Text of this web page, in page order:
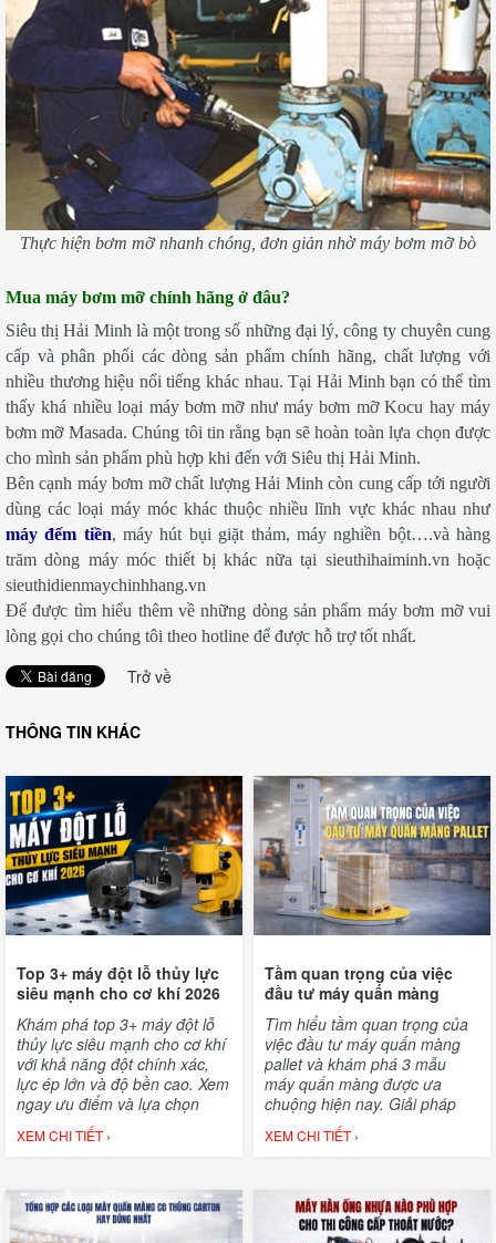
Thực hiện bơm mỡ nhanh chóng, đơn giản nhờ máy bơm mỡ bò
Mua máy bơm mỡ chính hãng ở đâu?
Siêu thị Hải Minh là một trong số những đại lý, công ty chuyên cung
cấp và phân phối các dòng sản phẩm chính hãng, chất lượng với
nhiều thương hiệu nổi tiếng khác nhau. Tại Hải Minh bạn có thể tìm
thấy khá nhiều loại máy bơm mỡ như máy bơm mỡ Kocu hay máy
bơm mỡ Masada. Chúng tôi tin rằng bạn sẽ hoàn toàn lựa chọn được
cho mình sản phẩm phù hợp khi đến với Siêu thị Hải Minh.
Bên cạnh máy bơm mỡ chất lượng Hải Minh còn cung cấp tới người
dùng các loại máy móc khác thuộc nhiều lĩnh vực khác nhau như
máy đếm tiền, máy hút bụi giặt thảm, máy nghiền bột….và hàng
trăm dòng máy móc thiết bị khác nữa tại sieuthihaiminh.vn hoặc
sieuthidienmaychinhhang.vn
Để được tìm hiểu thêm về những dòng sản phẩm máy bơm mỡ vui
lòng gọi cho chúng tôi theo hotline để được hỗ trợ tốt nhất.
Trở về
THÔNG TIN KHÁC
Top 3+ máy đột lỗ thủy lực
siêu mạnh cho cơ khí 2026
Khám phá top 3+ máy đột lỗ
thủy lực siêu mạnh cho cơ khí
với khả năng đột chính xác,
lực ép lớn và độ bền cao. Xem
ngay ưu điểm và lựa chọn
thiết bị phù hợp.
XEM CHI TIẾT ›
Tầm quan trọng của việc
đầu tư máy quấn màng
pallet
Tìm hiểu tầm quan trọng của
việc đầu tư máy quấn màng
pallet và khám phá 3 mẫu
máy quấn màng được ưa
chuộng hiện nay. Giải pháp
giúp doanh nghiệp tối ưu chi
phí
XEM CHI TIẾT ›